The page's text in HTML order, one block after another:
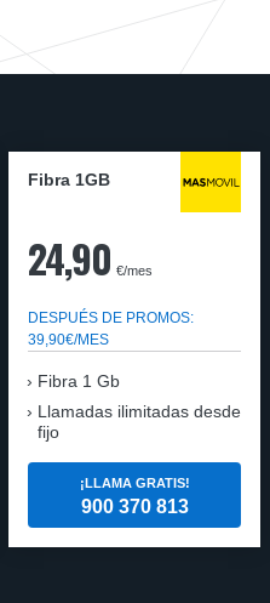
Fibra 1GB
24,90 €/mes
DESPUÉS DE PROMOS:
39,90€/MES
Fibra 1 Gb
Llamadas ilimitadas desde
fijo
¡LLAMA GRATIS!
900 370 813